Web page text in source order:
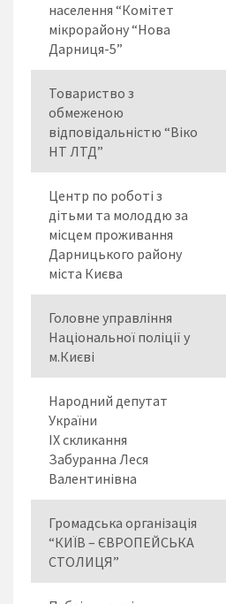
населення “Комітет
мікрорайону “Нова
Дарниця-5”
Товариство з
обмеженою
відповідальністю “Віко
НТ ЛТД”
Центр по роботі з
дітьми та молоддю за
місцем проживання
Дарницького району
міста Києва
Головне управління
Національної поліції у
м.Києві
Народний депутат
України
ІХ скликання
Забуранна Леся
Валентинівна
Громадська організація
“КИЇВ – ЄВРОПЕЙСЬКА
СТОЛИЦЯ”